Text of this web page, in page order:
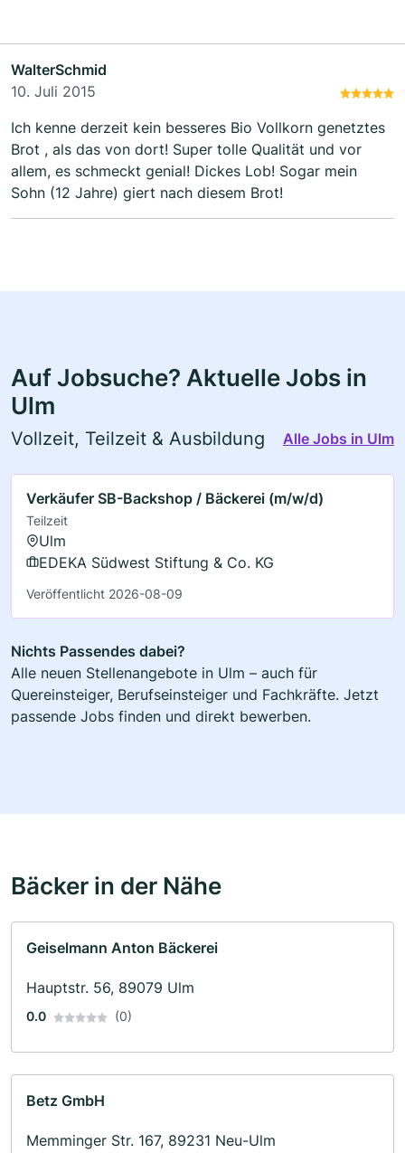
WalterSchmid
10. Juli 2015
Ich kenne derzeit kein besseres Bio Vollkorn genetztes
Brot , als das von dort! Super tolle Qualität und vor
allem, es schmeckt genial! Dickes Lob! Sogar mein
Sohn (12 Jahre) giert nach diesem Brot!
Auf Jobsuche? Aktuelle Jobs in
Ulm
Vollzeit, Teilzeit & Ausbildung Alle Jobs in Ulm
Verkäufer SB-Backshop / Bäckerei (m/w/d)
Teilzeit
Ulm
EDEKA Südwest Stiftung & Co. KG
Veröffentlicht 2026-08-09
Nichts Passendes dabei?
Alle neuen Stellenangebote in Ulm – auch für
Quereinsteiger, Berufseinsteiger und Fachkräfte. Jetzt
passende Jobs finden und direkt bewerben.
Bäcker in der Nähe
Geiselmann Anton Bäckerei
Hauptstr. 56, 89079 Ulm
0.0 (0)
Betz GmbH
Memminger Str. 167, 89231 Neu-Ulm